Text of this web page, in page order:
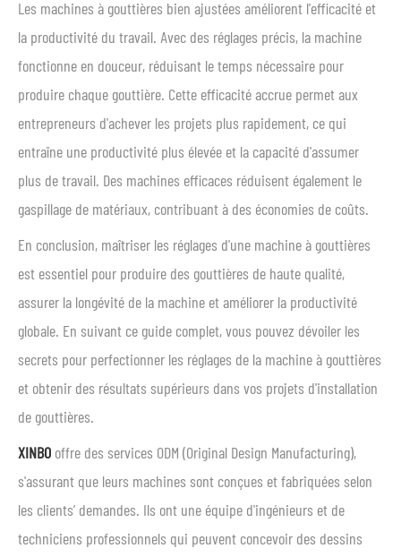
Les machines à gouttières bien ajustées améliorent l'efficacité et
la productivité du travail. Avec des réglages précis, la machine
fonctionne en douceur, réduisant le temps nécessaire pour
produire chaque gouttière. Cette efficacité accrue permet aux
entrepreneurs d'achever les projets plus rapidement, ce qui
entraîne une productivité plus élevée et la capacité d'assumer
plus de travail. Des machines efficaces réduisent également le
gaspillage de matériaux, contribuant à des économies de coûts.
En conclusion, maîtriser les réglages d'une machine à gouttières
est essentiel pour produire des gouttières de haute qualité,
assurer la longévité de la machine et améliorer la productivité
globale. En suivant ce guide complet, vous pouvez dévoiler les
secrets pour perfectionner les réglages de la machine à gouttières
et obtenir des résultats supérieurs dans vos projets d'installation
de gouttières.
XINBO offre des services ODM (Original Design Manufacturing),
s'assurant que leurs machines sont conçues et fabriquées selon
les clients’ demandes. Ils ont une équipe d'ingénieurs et de
techniciens professionnels qui peuvent concevoir des dessins